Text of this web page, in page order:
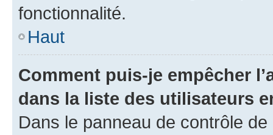
fonctionnalité.
Haut
Comment puis-je empêcher
dans la liste des utilisateurs
Dans le panneau de contrôle